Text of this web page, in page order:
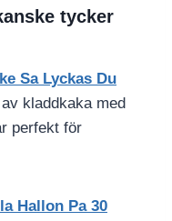
tycker
Sa Lyckas Du
kladdkaka med
perfekt för
Hallon Pa 30